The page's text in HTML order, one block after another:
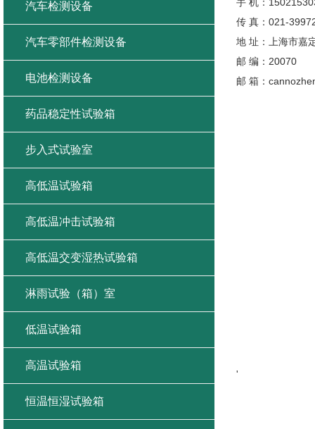
传 真：021-
地 址：上海市嘉
邮 编：20070
邮 箱：
'
汽车检测设备
汽车零部件检测设备
电池检测设备
药品稳定性试验箱
步入式试验室
高低温试验箱
高低温冲击试验箱
高低温交变湿热试验箱
淋雨试验（箱）室
低温试验箱
高温试验箱
恒温恒湿试验箱